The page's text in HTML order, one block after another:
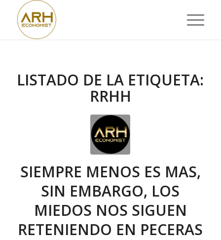
LISTADO DE LA ETIQUETA:
RRHH
SIEMPRE MENOS ES MAS,
SIN EMBARGO, LOS
MIEDOS NOS SIGUEN
RETENIENDO EN PECERAS